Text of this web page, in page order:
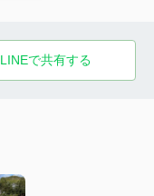
LINEで共有する